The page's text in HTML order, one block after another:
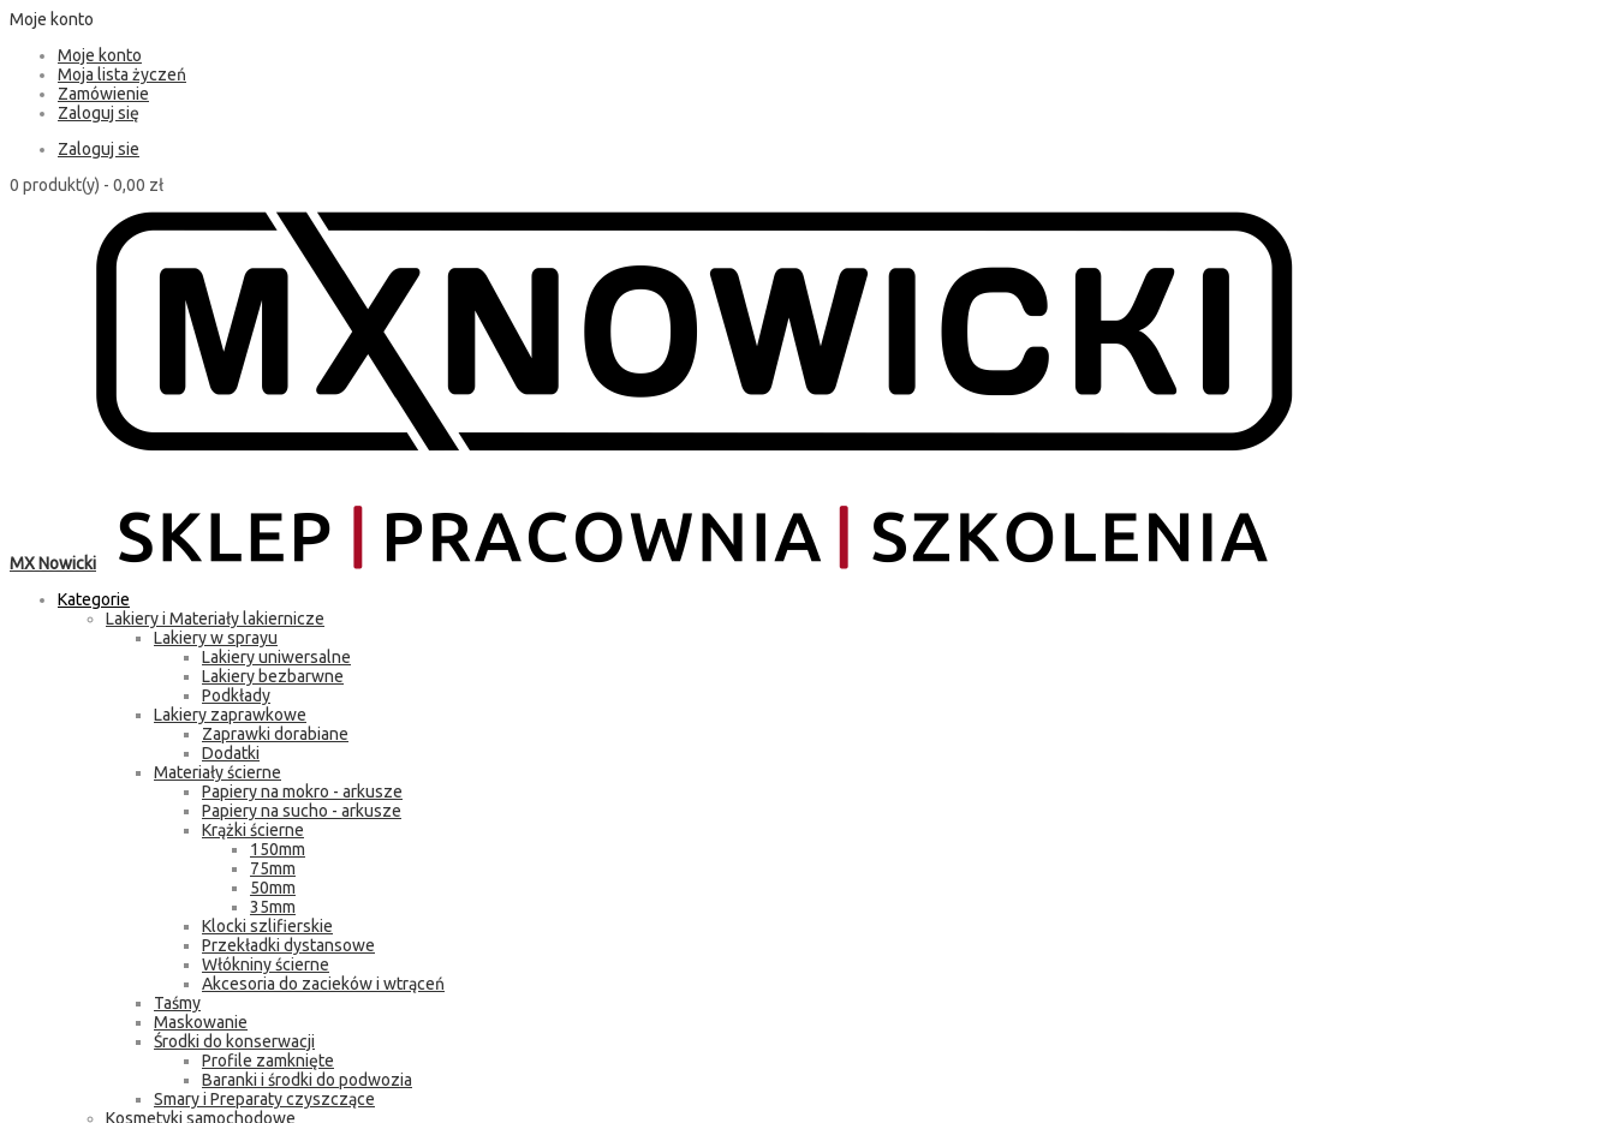
Moje konto
Moje konto
Moja lista życzeń
Zamówienie
Zaloguj się
Zaloguj sie
0 produkt(y) - 0,00 zł
MX Nowicki
Kategorie
Lakiery i Materiały lakiernicze
Lakiery w sprayu
Lakiery uniwersalne
Lakiery bezbarwne
Podkłady
Lakiery zaprawkowe
Zaprawki dorabiane
Dodatki
Materiały ścierne
Papiery na mokro - arkusze
Papiery na sucho - arkusze
Krążki ścierne
150mm
75mm
50mm
35mm
Klocki szlifierskie
Przekładki dystansowe
Włókniny ścierne
Akcesoria do zacieków i wtrąceń
Taśmy
Maskowanie
Środki do konserwacji
Profile zamknięte
Baranki i środki do podwozia
Smary i Preparaty czyszczące
Kosmetyki samochodowe